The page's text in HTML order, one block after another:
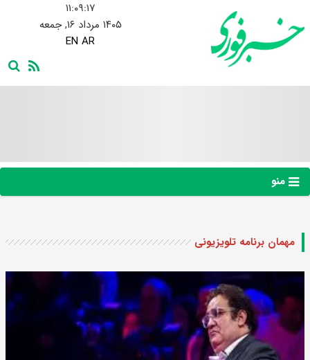
۱۱:۰۹:۱۸
۱۴۰۵ مرداد ۱۶, جمعه
EN AR
منو
مهمان برنامه تلویزیونی